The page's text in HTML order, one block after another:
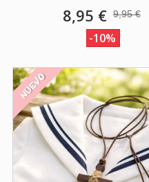
8,95 € 9,95 €
-10%
NUEVO